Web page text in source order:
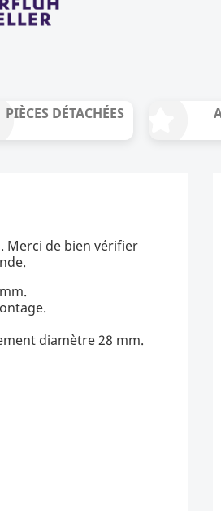
PIÈCES DÉTACHÉES
Merci de bien vérifier
diamètre 28 mm.